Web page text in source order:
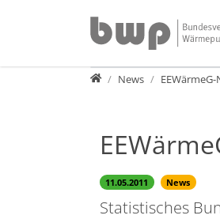
PresseNews
11.05.2011 News
Statistisches